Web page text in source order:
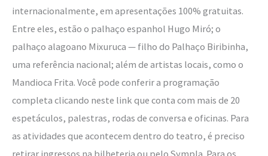
internacionalmente, em apresentações 100% gratuitas.
Entre eles, estão o palhaço espanhol Hugo Miró; o
palhaço alagoano Mixuruca — filho do Palhaço Biribinha,
uma referência nacional; além de artistas locais, como o
Mandioca Frita. Você pode conferir a programação
completa clicando neste link que conta com mais de 20
espetáculos, palestras, rodas de conversa e oficinas. Para
as atividades que acontecem dentro do teatro, é preciso